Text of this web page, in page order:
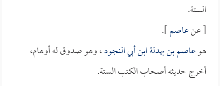
الستة.
[ عنعاصم].
هوعاصم بن بهدلة ابن أبي النجود، وهو صدوق له أوهام،
أخرج حديثه أصحاب الكتب الستة.